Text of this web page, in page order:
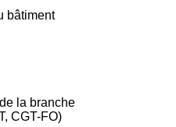
bâtiment
la branche
CGT-FO)